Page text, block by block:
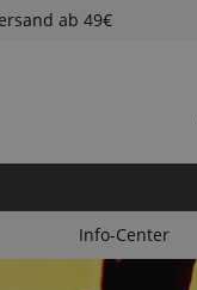
ab 49€
Info-Center